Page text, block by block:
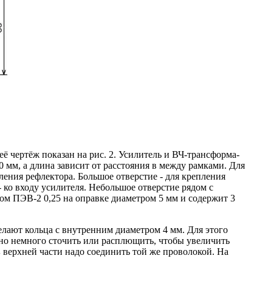
чертёж показан на рис. 2. Усилитель и ВЧ-трансформа-
а длина зависит от расстояния в между рамками. Для
рефлектора. Большое отверстие - для крепления
входу усилителя. Небольшое отверстие рядом с
ПЭВ-2 0,25 на оправке диаметром 5 мм и содержит 3
кольца с внутренним диаметром 4 мм. Для этого
немного сточить или расплющить, чтобы увеличить
части надо соединить той же проволокой. На